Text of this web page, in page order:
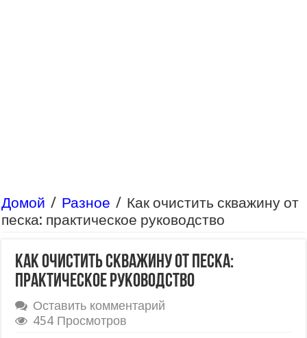
Домой / Разное / Как очистить скважину от
песка: практическое руководство
Как очистить скважину от песка:
практическое руководство
Оставить комментарий
454 Просмотров